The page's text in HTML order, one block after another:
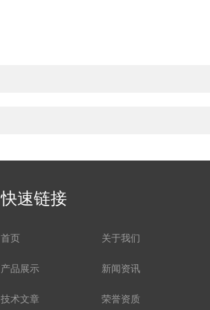
快速链接
首页 关于我们
产品展示 新闻资讯
技术文章 荣誉资质